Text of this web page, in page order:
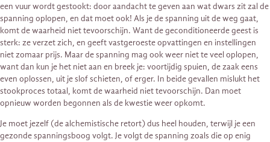
een vuur wordt gestookt: door aandacht te geven aan wat dwars zit zal de
spanning oplopen, en dat moet ook! Als je de spanning uit de weg gaat,
komt de waarheid niet tevoorschijn. Want de geconditioneerde geest is
sterk: ze verzet zich, en geeft vastgeroeste opvattingen en instellingen
niet zomaar prijs. Maar de spanning mag ook weer niet te veel oplopen,
want dan kun je het niet aan en breek je: voortijdig spuien, de zaak eens
even oplossen, uit je slof schieten, of erger. In beide gevallen mislukt het
stookproces totaal, komt de waarheid niet tevoorschijn. Dan moet
opnieuw worden begonnen als de kwestie weer opkomt.
Je moet jezelf (de alchemistische retort) dus heel houden, terwijl je een
gezonde spanningsboog volgt. Je volgt de spanning zoals die op enig